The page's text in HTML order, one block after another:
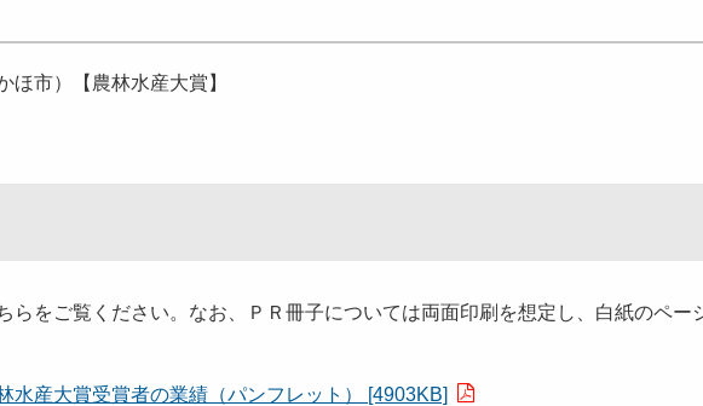
ほ市）【農林水産大賞】
をご覧ください。なお、ＰＲ冊子については両面印刷を想定し、白紙のペー
水産大賞受賞者の業績（パンフレット） [4903KB]